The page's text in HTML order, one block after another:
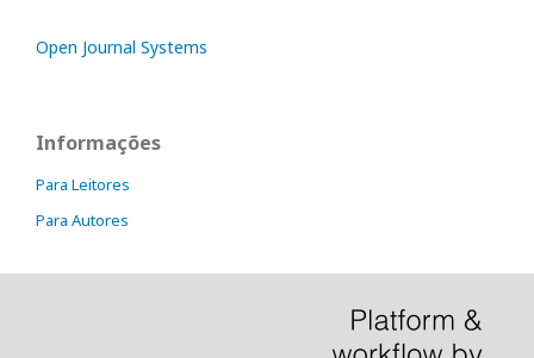
Open Journal Systems
Informações
Para Leitores
Para Autores